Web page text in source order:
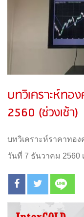
บทวิเคราะห์ทอ
2560 (ช่วงเช้า)
บทวิเคราะห์ราคาทอง
วันที่ 7 ธันวาคม 2560